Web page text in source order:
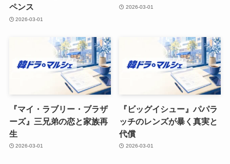
ペンス
2026-03-01
2026-03-01
『マイ・ラブリー・ブラザ
ーズ』三兄弟の恋と家族再
生
2026-03-01
『ビッグイシュー』パパラ
ッチのレンズが暴く真実と
代償
2026-03-01